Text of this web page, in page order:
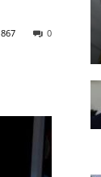
0
867